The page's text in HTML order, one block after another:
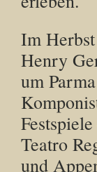
Im
Henry
um
Teatro
und